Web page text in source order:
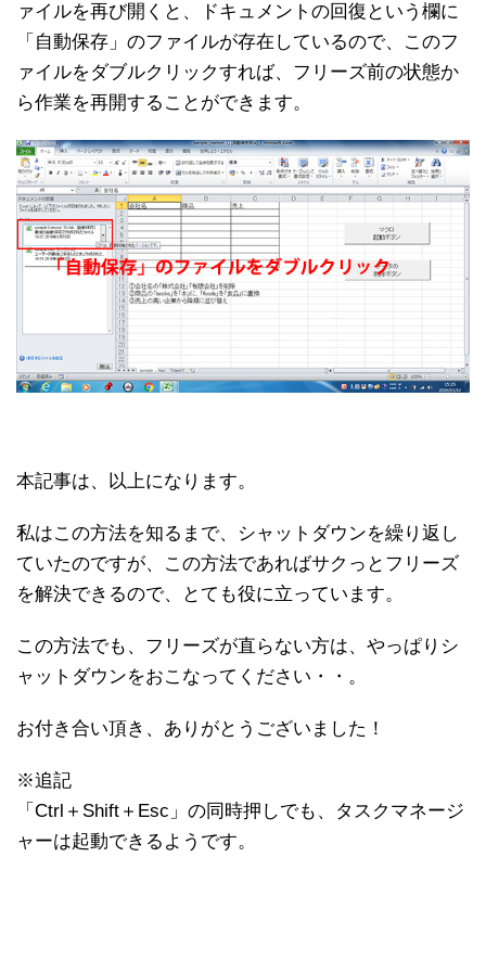
ァイルを再び開くと、ドキュメントの回復という欄に
「自動保存」のファイルが存在しているので、このフ
ァイルをダブルクリックすれば、フリーズ前の状態か
ら作業を再開することができます。
本記事は、以上になります。
私はこの方法を知るまで、シャットダウンを繰り返し
ていたのですが、この方法であればサクっとフリーズ
を解決できるので、とても役に立っています。
この方法でも、フリーズが直らない方は、やっぱりシ
ャットダウンをおこなってください・・。
お付き合い頂き、ありがとうございました！
※追記
「Ctrl＋Shift＋Esc」の同時押しでも、タスクマネージ
ャーは起動できるようです。